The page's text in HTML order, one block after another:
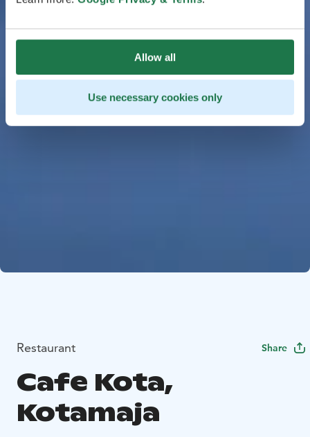
Allow all
Use necessary cookies only
Restaurant Share
Cafe Kota,
Kotamaja